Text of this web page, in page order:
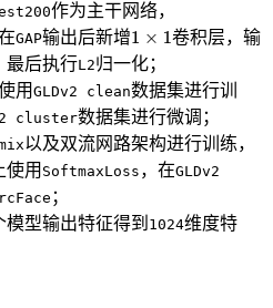
作为主干网络，
GAP输出后新增
卷积层，输
最后执行L2归一化；
用GLDv2 clean数据集进行训
cluster数据集进行微调；
以及双流网路架构进行训练，
使用 SoftmaxLoss ，在GLDv2
；
型输出特征得到 1024维度特